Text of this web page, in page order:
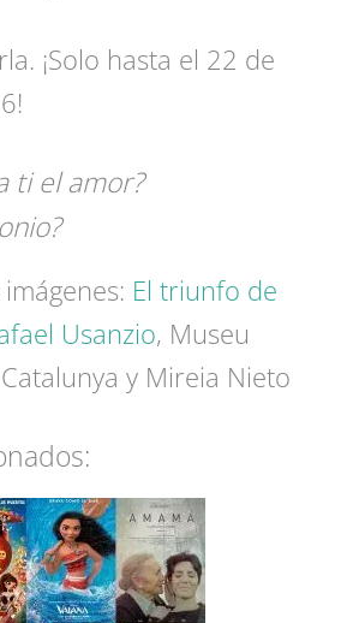
¡Solo hasta el 22 de
ti el amor?
El triunfo de
Usanzio, Museu
y Mireia Nieto